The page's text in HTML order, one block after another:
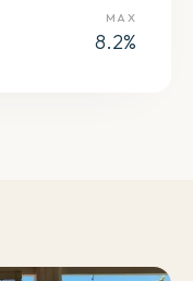
MAX
8.2%